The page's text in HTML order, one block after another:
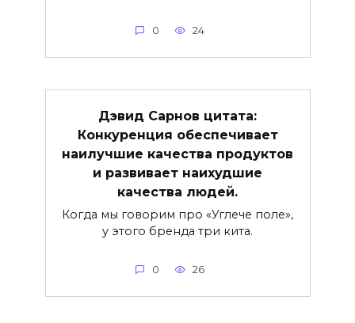
0 24
Дэвид Сарнов цитата:
Конкуренция обеспечивает
наилучшие качества продуктов
и развивает наихудшие
качества людей.
Когда мы говорим про «Углече поле»,
у этого бренда три кита.
0 26